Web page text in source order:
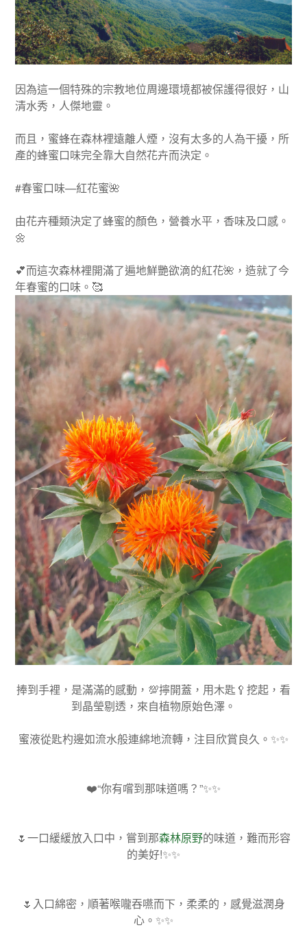
因為這一個特殊的宗教地位周邊環境都被保護得很好，山
清水秀，人傑地靈。
而且，蜜蜂在森林裡遠離人煙，沒有太多的人為干擾，所
產的蜂蜜口味完全靠大自然花卉而決定。
#春蜜口味—紅花蜜🌺
由花卉種類決定了蜂蜜的顏色，營養水平，香味及口感。
🌼
💕而這次森林裡開滿了遍地鮮艷欲滴的紅花🌺 ，造就了今
年春蜜的口味。 🥰
捧到手裡，是滿滿的感動， 💯擰開蓋，用木匙 🥄 挖起，看
到晶瑩剔透，來自植物原始色澤。
蜜液從匙杓邊如流水般連綿地流轉，注目欣賞良久。 ✨✨
❤️“你有嚐到那味道嗎？”✨✨
🌷一口緩緩放入口中，嘗到那森林原野的味道，難而形容
的美好!✨✨
🌷 入口綿密，順著喉嚨吞嚥而下，柔柔的，感覺滋潤身
心。 ✨✨